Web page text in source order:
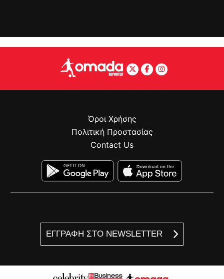
ΕΓΓΡΑΦΗ ΣΤΟ NEWSLETTER
Όροι Χρήσης
Πολιτική Προστασίας
Contact Us